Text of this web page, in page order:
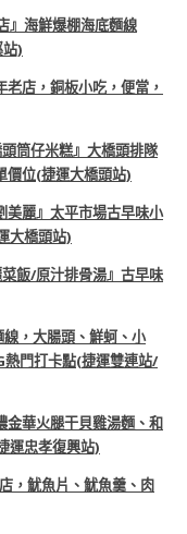
』海鮮爆棚海底麵線
)
老店，銅板小吃，便當，
筒仔米糕』大橋頭排隊
價位(捷運大橋頭站)
美麗』太平市場古早味小
大橋頭站)
飯/原汁排骨湯』古早味
，大腸頭、鮮蚵、小
熱門打卡點(捷運雙連站/
金華火腿干貝雞湯麵、和
運忠孝復興站)
，魷魚片、魷魚羹、肉